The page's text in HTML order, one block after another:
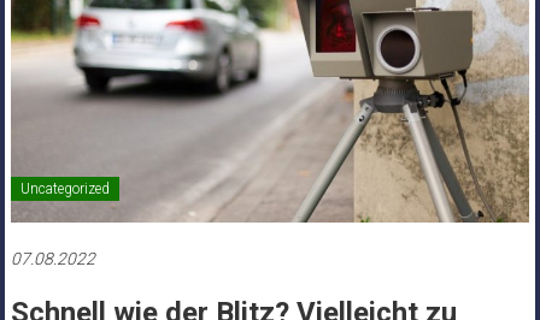
Uncategorized
07.08.2022
Schnell wie der Blitz? Vielleicht zu